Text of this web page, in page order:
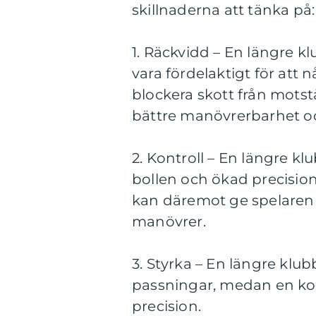
skillnaderna att tänka på:
1. Räckvidd – En längre
vara fördelaktigt för att
blockera skott från
bättre manövrerbarhet
2. Kontroll – En längre
bollen och ökad
kan däremot ge
manövrer.
3. Styrka – En längre
passningar, medan en
precision.